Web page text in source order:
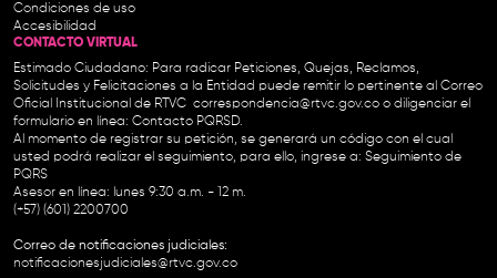
Condiciones de uso
Accesibilidad
CONTACTO VIRTUAL
Estimado Ciudadano: Para radicar Peticiones, Quejas, Reclamos,
Solicitudes y Felicitaciones a la Entidad puede remitir lo pertinente al Correo
Oficial Institucional de RTVC correspondencia@rtvc.gov.co o diligenciar el
formulario en línea: Contacto PQRSD.
Al momento de registrar su petición, se generará un código con el cual
usted podrá realizar el seguimiento, para ello, ingrese a: Seguimiento de
PQRS
Asesor en línea: lunes 9:30 a.m. - 12 m.
(+57) (601) 2200700
Correo de notificaciones judiciales:
notificacionesjudiciales@rtvc.gov.co